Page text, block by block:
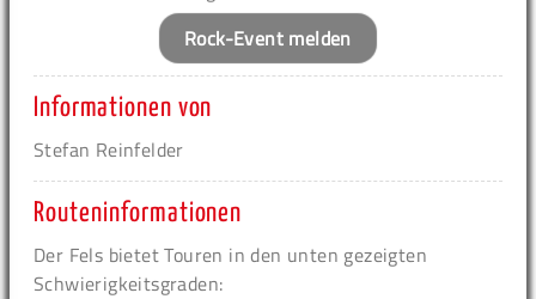
Rock-Event melden
Informationen von
Stefan Reinfelder
Routeninformationen
Der Fels bietet Touren in den unten gezeigten
Schwierigkeitsgraden: